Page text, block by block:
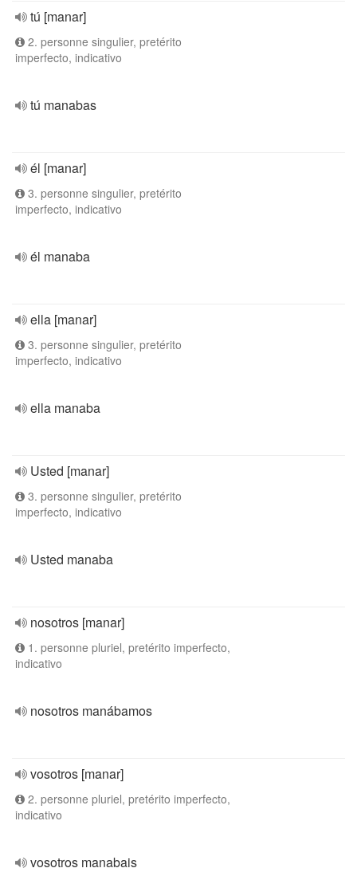
tú [manar]
2. personne singulier, pretérito
imperfecto, indicativo
tú manabas
él [manar]
3. personne singulier, pretérito
imperfecto, indicativo
él manaba
ella [manar]
3. personne singulier, pretérito
imperfecto, indicativo
ella manaba
Usted [manar]
3. personne singulier, pretérito
imperfecto, indicativo
Usted manaba
nosotros [manar]
1. personne pluriel, pretérito imperfecto,
indicativo
nosotros manábamos
vosotros [manar]
2. personne pluriel, pretérito imperfecto,
indicativo
vosotros manabais